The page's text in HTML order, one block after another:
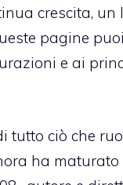
crescita,
pagine
e ai
tutto ciò che
ha